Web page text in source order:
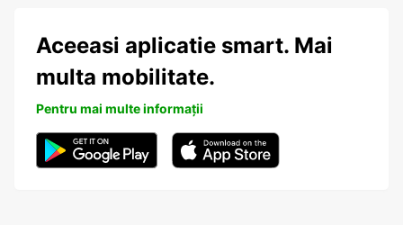
Aceeasi aplicatie smart. Mai
multa mobilitate.
Pentru mai multe informații